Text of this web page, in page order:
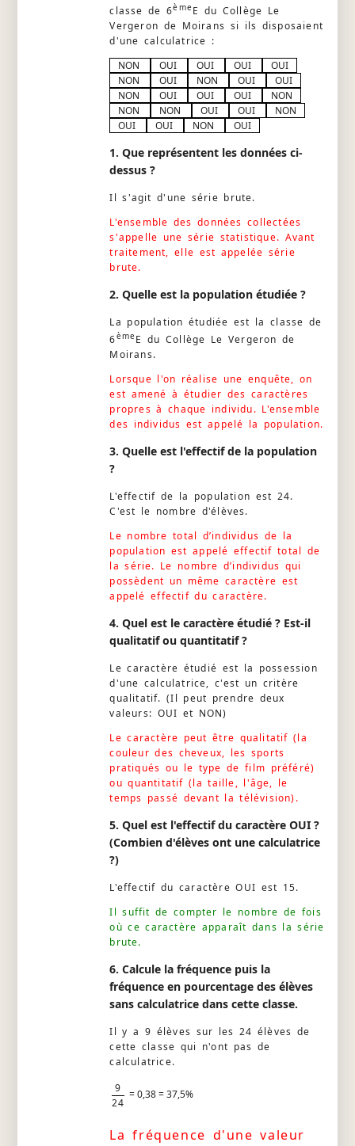
classe de 6ème E du Collège Le
Vergeron de Moirans si ils disposaient
d'une calculatrice :
NON
OUI OUI OUI
OUI
NON
OUI NON OUI
OUI
NON
OUI OUI OUI
NON
NON
NON OUI OUI
NON
OUI
OUI NON OUI
1. Que représentent les données ci-
dessus ?
Il s'agit d'une série brute.
L'ensemble des données collectées
s'appelle une série statistique. Avant
traitement, elle est appelée série
brute.
2. Quelle est la population étudiée ?
La population étudiée est la classe de
6ème E du Collège Le Vergeron de
Moirans.
Lorsque l'on réalise une enquête, on
est amené à étudier des caractères
propres à chaque individu. L'ensemble
des individus est appelé la population.
3. Quelle est l'effectif de la population
?
L'effectif de la population est 24.
C'est le nombre d'élèves.
Le nombre total d’individus de la
population est appelé effectif total de
la série. Le nombre d’individus qui
possèdent un même caractère est
appelé effectif du caractère.
4. Quel est le caractère étudié ? Est-il
qualitatif ou quantitatif ?
Le caractère étudié est la possession
d'une calculatrice, c'est un critère
qualitatif. (Il peut prendre deux
valeurs: OUI et NON)
Le caractère peut être qualitatif (la
couleur des cheveux, les sports
pratiqués ou le type de film préféré)
ou quantitatif (la taille, l'âge, le
temps passé devant la télévision).
5. Quel est l'effectif du caractère OUI ?
(Combien d'élèves ont une calculatrice
?)
L'effectif du caractère OUI est 15.
Il suffit de compter le nombre de fois
où ce caractère apparaît dans la série
brute.
6. Calcule la fréquence puis la
fréquence en pourcentage des élèves
sans calculatrice dans cette classe.
Il y a 9 élèves sur les 24 élèves de
cette classe qui n'ont pas de
calculatrice.
9
24
= 0,38 = 37,5%
La fréquence d'une valeur